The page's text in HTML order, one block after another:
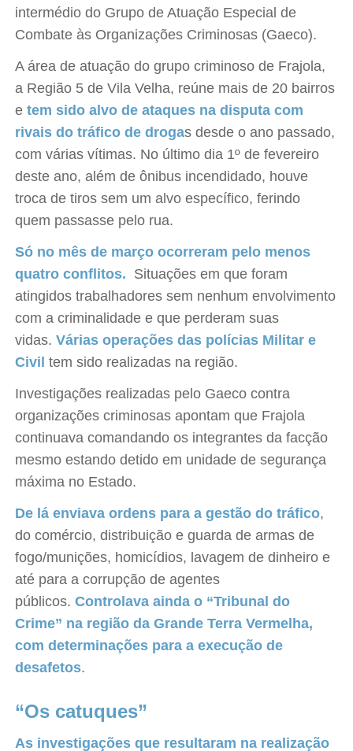
intermédio do Grupo de Atuação Especial de
Combate às Organizações Criminosas (Gaeco).
A área de atuação do grupo criminoso de Frajola,
a Região 5 de Vila Velha, reúne mais de 20 bairros
etem sido alvo de ataques na disputa com
rivais do tráfico de drogas desde o ano passado,
com várias vítimas. No último dia 1º de fevereiro
deste ano, além de ônibus incendidado, houve
troca de tiros sem um alvo específico, ferindo
quem passasse pelo rua.
Só no mês de março ocorreram pelo menos
quatro conflitos. Situações em que foram
atingidos trabalhadores sem nenhum envolvimento
com a criminalidade e que perderam suas
vidas.Várias operações das polícias Militar e
Civil tem sido realizadas na região.
Investigações realizadas pelo Gaeco contra
organizações criminosas apontam que Frajola
continuava comandando os integrantes da facção
mesmo estando detido em unidade de segurança
máxima no Estado.
De lá enviava ordens para a gestão do tráfico,
do comércio, distribuição e guarda de armas de
fogo/munições, homicídios, lavagem de dinheiro e
até para a corrupção de agentes
públicos.Controlava ainda o “Tribunal do
Crime” na região da Grande Terra Vermelha,
com determinações para a execução de
desafetos.
“Os catuques”
As investigações que resultaram na realização